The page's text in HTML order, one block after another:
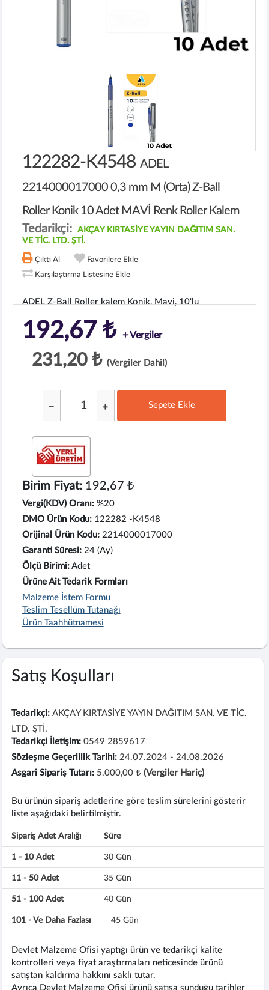
122282-K4548 ADEL
2214000017000 0,3 mm M (Orta) Z-Ball
Roller Konik 10 Adet MAVİ Renk Roller Kalem
Tedarikçi:
AKÇAY KIRTASİYE YAYIN DAĞITIM SAN.
VE TİC. LTD. ŞTİ.
Çıktı Al
Favorilere Ekle
Karşılaştırma Listesine Ekle
ADEL Z-Ball Roller kalem Konik, Mavi, 10'lu
192,67 ₺ + Vergiler
231,20 ₺ (Vergiler Dahil)
Sepete Ekle
Birim Fiyat:192,67 ₺
Vergi(KDV) Oranı: %20
DMO Ürün Kodu: 122282 -K4548
Orijinal Ürün Kodu: 2214000017000
Garanti Süresi: 24 (Ay)
Ölçü Birimi: Adet
Ürüne Ait Tedarik Formları
Malzeme İstem Formu
Teslim Tesellüm Tutanağı
Ürün Taahhütnamesi
Satış Koşulları
Tedarikçi: AKÇAY KIRTASİYE YAYIN DAĞITIM SAN. VE TİC.
LTD. ŞTİ.
Tedarikçi İletişim: 0549 2859617
Sözleşme Geçerlilik Tarihi: 24.07.2024 - 24.08.2026
Asgari Sipariş Tutarı: 5.000,00 ₺(Vergiler Hariç)
Bu ürünün sipariş adetlerine göre teslim sürelerini gösterir
liste aşağıdaki belirtilmiştir.
Sipariş Adet Aralığı Süre
1 - 10 Adet 30 Gün
11 - 50 Adet 35 Gün
51 - 100 Adet 40 Gün
101 - Ve Daha Fazlası 45 Gün
Devlet Malzeme Ofisi yaptığı ürün ve tedarikçi kalite
kontrolleri veya fiyat araştırmaları neticesinde ürünü
satıştan kaldırma hakkını saklı tutar.
Ayrıca Devlet Malzeme Ofisi ürünü satışa sunduğu tarihler